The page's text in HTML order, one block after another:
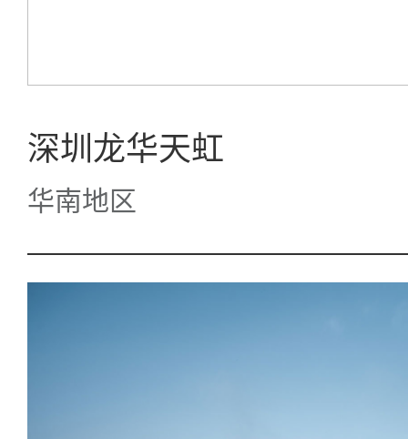
深圳龙华天虹
华南地区